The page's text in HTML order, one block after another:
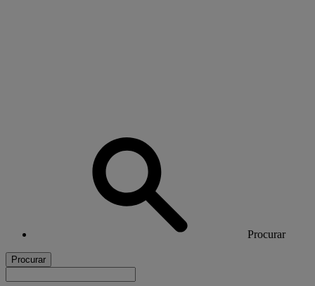
Procurar
Procurar